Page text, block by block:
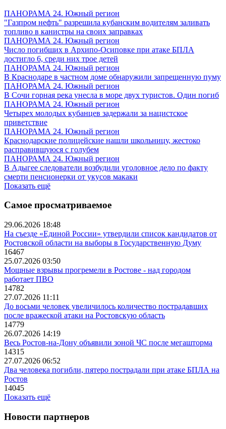
ПАНОРАМА 24. Южный регион
"Газпром нефть" разрешила кубанским водителям заливать
топливо в канистры на своих заправках
ПАНОРАМА 24. Южный регион
Число погибших в Архипо-Осиповке при атаке БПЛА
достигло 6, среди них трое детей
ПАНОРАМА 24. Южный регион
В Краснодаре в частном доме обнаружили запрещенную пуму
ПАНОРАМА 24. Южный регион
В Сочи горная река унесла в море двух туристов. Один погиб
ПАНОРАМА 24. Южный регион
Четырех молодых кубанцев задержали за нацистское
приветствие
ПАНОРАМА 24. Южный регион
Краснодарские полицейские нашли школьницу, жестоко
расправившуюся с голубем
ПАНОРАМА 24. Южный регион
В Адыгее следователи возбудили уголовное дело по факту
смерти пенсионерки от укусов макаки
Показать ещё
Самое просматриваемое
29.06.2026 18:48
На съезде «Единой России» утвердили список кандидатов от
Ростовской области на выборы в Государственную Думу
16467
25.07.2026 03:50
Мощные взрывы прогремели в Ростове - над городом
работает ПВО
14782
27.07.2026 11:11
До восьми человек увеличилось количество пострадавших
после вражеской атаки на Ростовскую область
14779
26.07.2026 14:19
Весь Ростов-на-Дону объявили зоной ЧС после мегашторма
14315
27.07.2026 06:52
Два человека погибли, пятеро пострадали при атаке БПЛА на
Ростов
14045
Показать ещё
Новости партнеров